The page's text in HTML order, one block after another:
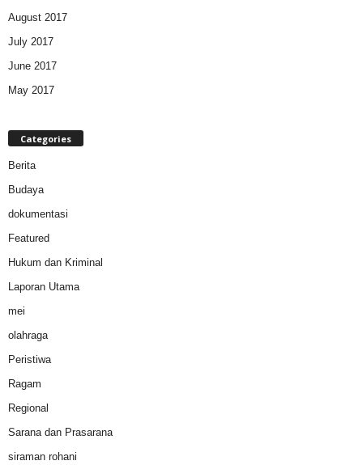
August 2017
July 2017
June 2017
May 2017
Categories
Berita
Budaya
dokumentasi
Featured
Hukum dan Kriminal
Laporan Utama
mei
olahraga
Peristiwa
Ragam
Regional
Sarana dan Prasarana
siraman rohani